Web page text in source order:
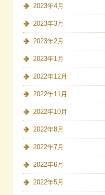
2023年4月
2023年3月
2023年2月
2023年1月
2022年12月
2022年11月
2022年10月
2022年8月
2022年7月
2022年6月
2022年5月